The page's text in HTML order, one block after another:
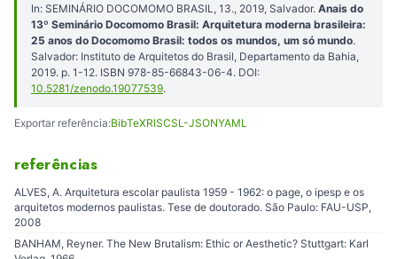
In: SEMINÁRIO DOCOMOMO BRASIL, 13., 2019, Salvador. Anais do
13º Seminário Docomomo Brasil: Arquitetura moderna brasileira:
25 anos do Docomomo Brasil: todos os mundos, um só mundo.
Salvador: Instituto de Arquitetos do Brasil, Departamento da Bahia,
2019. p. 1-12. ISBN 978-85-66843-06-4. DOI:
10.5281/zenodo.19077539.
Exportar referência:BibTeXRISCSL-JSONYAML
referências
ALVES, A. Arquitetura escolar paulista 1959 - 1962: o page, o ipesp e os
arquitetos modernos paulistas. Tese de doutorado. São Paulo: FAU-USP,
2008
BANHAM, Reyner. The New Brutalism: Ethic or Aesthetic? Stuttgart: Karl